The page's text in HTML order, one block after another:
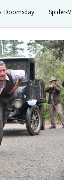
Doomsday Spider-